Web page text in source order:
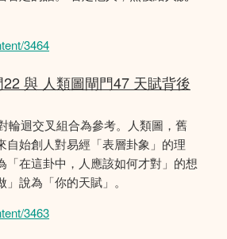
3464
與 人類圖閘門47 天賦背後
輪迴交叉組合為參考。人類圖，舊
自始創人對易經「表層卦象」的理
「在這卦中，人應該如何才對」的想
說為「你的天賦」。
3463